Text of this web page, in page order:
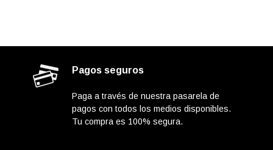
Pagos seguros
Paga a través de nuestra pasarela de
pagos con todos los medios disponibles.
Tu compra es 100% segura.